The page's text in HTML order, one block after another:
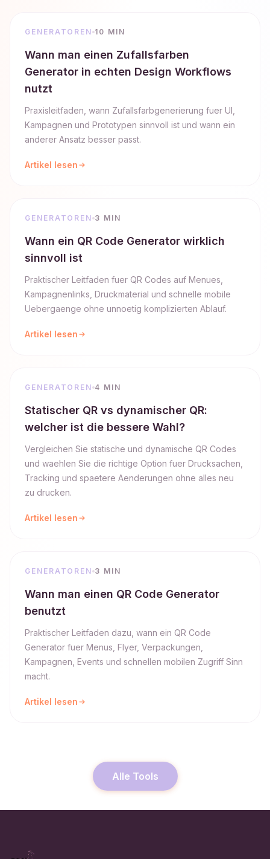
GENERATOREN 10 MIN
Wann man einen Zufallsfarben
Generator in echten Design Workflows
nutzt
Praxisleitfaden, wann Zufallsfarbgenerierung fuer UI,
Kampagnen und Prototypen sinnvoll ist und wann ein
anderer Ansatz besser passt.
Artikel lesen
GENERATOREN 3 MIN
Wann ein QR Code Generator wirklich
sinnvoll ist
Praktischer Leitfaden fuer QR Codes auf Menues,
Kampagnenlinks, Druckmaterial und schnelle mobile
Uebergaenge ohne unnoetig komplizierten Ablauf.
Artikel lesen
GENERATOREN 4 MIN
Statischer QR vs dynamischer QR:
welcher ist die bessere Wahl?
Vergleichen Sie statische und dynamische QR Codes
und waehlen Sie die richtige Option fuer Drucksachen,
Tracking und spaetere Aenderungen ohne alles neu
zu drucken.
Artikel lesen
GENERATOREN 3 MIN
Wann man einen QR Code Generator
benutzt
Praktischer Leitfaden dazu, wann ein QR Code
Generator fuer Menus, Flyer, Verpackungen,
Kampagnen, Events und schnellen mobilen Zugriff Sinn
macht.
Artikel lesen
Alle Tools